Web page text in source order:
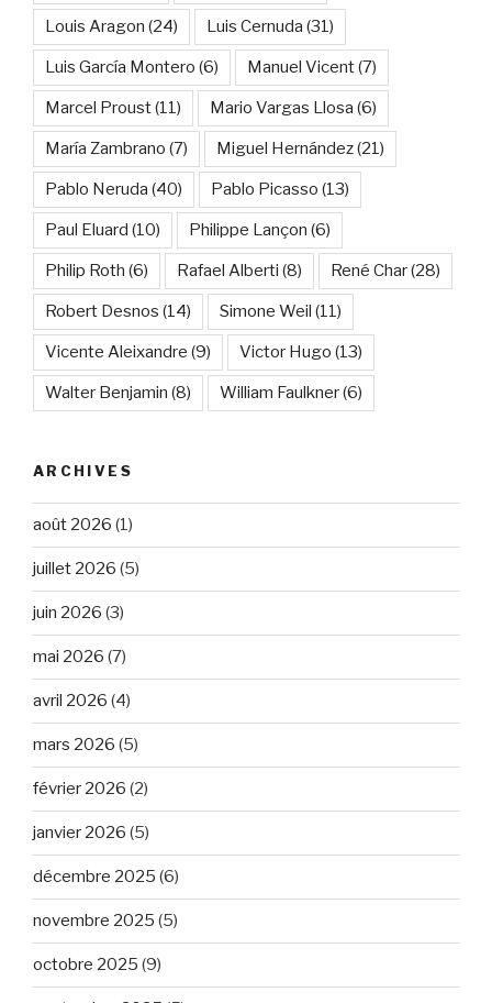
Louis Aragon (24) Luis Cernuda (31)
Luis García Montero (6) Manuel Vicent(7)
Marcel Proust(11) Mario Vargas Llosa (6)
María Zambrano (7) Miguel Hernández(21)
Pablo Neruda (40) Pablo Picasso (13)
Paul Eluard (10) Philippe Lançon (6)
Philip Roth (6) Rafael Alberti (8) René Char(28)
Robert Desnos (14) Simone Weil (11)
Vicente Aleixandre (9) Victor Hugo (13)
Walter Benjamin (8) William Faulkner(6)
ARCHIVES
août 2026 (1)
juillet 2026 (5)
juin 2026 (3)
mai 2026 (7)
avril 2026 (4)
mars 2026 (5)
février 2026 (2)
janvier 2026 (5)
décembre 2025 (6)
novembre 2025 (5)
octobre 2025 (9)